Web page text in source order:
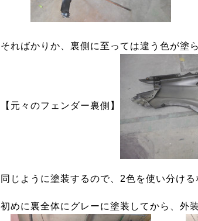
そればかりか、裏側に至っては違う色が塗
【元々のフェンダー裏側】
同じように塗装するので、2色を使い分ける
初めに裏全体にグレーに塗装してから、外